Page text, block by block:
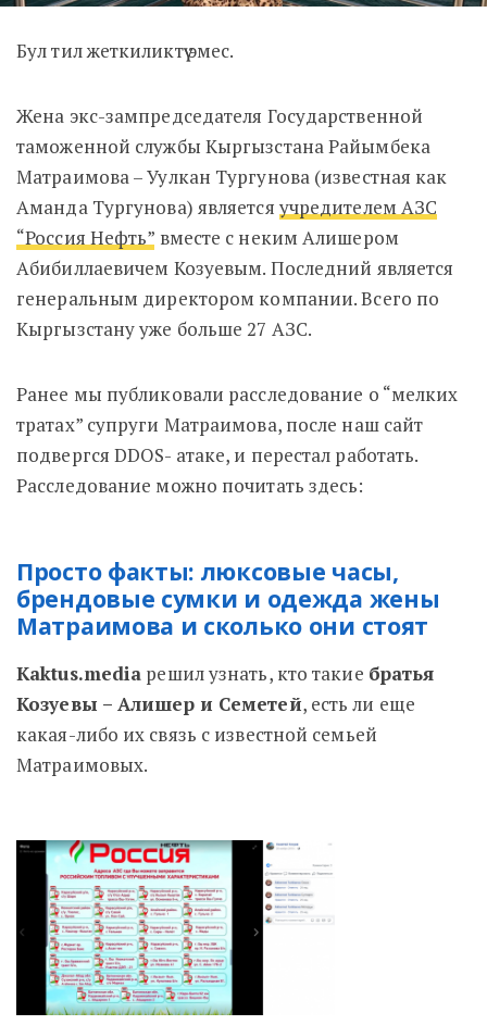
Бул тил жеткиликтүү эмес.
Жена экс-зампредседателя Государственной
таможенной службы Кыргызстана Райымбека
Матраимова – Уулкан Тургунова (известная как
Аманда Тургунова) является учредителем АЗС
“Россия Нефть” вместе с неким Алишером
Абибиллаевичем Козуевым. Последний является
генеральным директором компании. Всего по
Кыргызстану уже больше 27 АЗС.
Ранее мы публиковали расследование о “мелких
тратах” супруги Матраимова, после наш сайт
подвергся DDOS- атаке, и перестал работать.
Расследование можно почитать здесь:
Просто факты: люксовые часы,
брендовые сумки и одежда жены
Матраимова и сколько они стоят
Kaktus.media решил узнать, кто такие братья
Козуевы – Алишер и Семетей, есть ли еще
какая-либо их связь с известной семьей
Матраимовых.